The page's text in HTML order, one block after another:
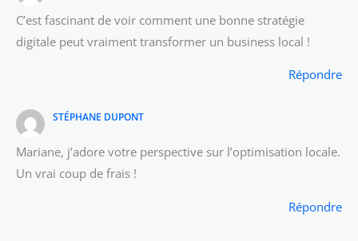
C’est fascinant de voir comment une bonne stratégie
digitale peut vraiment transformer un business local !
Répondre
STÉPHANE DUPONT
Mariane, j’adore votre perspective sur l’optimisation locale.
Un vrai coup de frais !
Répondre